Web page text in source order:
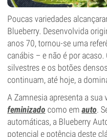
Poucas variedades
Blueberry. Desenvolvida
anos 70, tornou-se uma
canábis – e não é por
silvestres e os botões
continuam, até hoje, a
A Zamnesia apresenta a sua
feminizado como em auto.
automáticas, a Blueberry
potencial e potência deste